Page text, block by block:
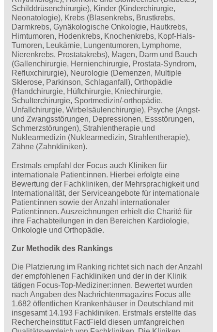
Schilddrüsenchirurgie), Kinder (Kinderchirurgie,
Neonatologie), Krebs (Blasenkrebs, Brustkrebs,
Darmkrebs, Gynäkologische Onkologie, Hautkrebs,
Hirntumoren, Hodenkrebs, Knochenkrebs, Kopf-Hals-
Tumoren, Leukämie, Lungentumoren, Lymphome,
Nierenkrebs, Prostatakrebs), Magen, Darm und Bauch
(Gallenchirurgie, Hernienchirurgie, Prostata-Syndrom,
Refluxchirurgie), Neurologie (Demenzen, Multiple
Sklerose, Parkinson, Schlaganfall), Orthopädie
(Handchirurgie, Hüftchirurgie, Kniechirurgie,
Schulterchirurgie, Sportmedizin/-orthopädie,
Unfallchirurgie, Wirbelsäulenchirurgie), Psyche (Angst-
und Zwangsstörungen, Depressionen, Essstörungen,
Schmerzstörungen), Strahlentherapie und
Nuklearmedizin (Nuklearmedizin, Strahlentherapie),
Zähne (Zahnkliniken).
Erstmals empfahl der Focus auch Kliniken für
internationale Patient:innen. Hierbei erfolgte eine
Bewertung der Fachkliniken, der Mehrsprachigkeit und
Internationalität, der Serviceangebote für internationale
Patient:innen sowie der Anzahl internationaler
Patient:innen. Auszeichnungen erhielt die Charité für
ihre Fachabteilungen in den Bereichen Kardiologie,
Onkologie und Orthopädie.
Zur Methodik des Rankings
Die Platzierung im Ranking richtet sich nach der Anzahl
der empfohlenen Fachkliniken und der in der Klinik
tätigen Focus-Top-Mediziner:innen. Bewertet wurden
nach Angaben des Nachrichtenmagazins Focus alle
1.682 öffentlichen Krankenhäuser in Deutschland mit
insgesamt 14.193 Fachkliniken. Erstmals erstellte das
Rechercheinstitut FactField diesen umfangreichen